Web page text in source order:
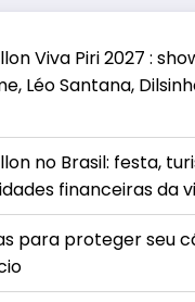
Viva Piri 2027 :
Léo Santana,
no Brasil: festa,
financeiras da
para proteger seu